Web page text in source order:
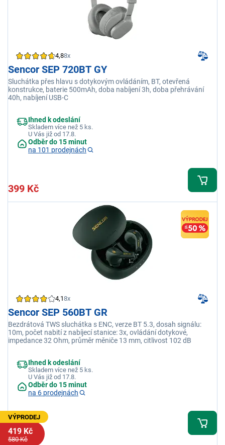
4,88x
Sencor SEP 720BT GY
Sluchátka přes hlavu s dotykovým ovládáním, BT, otevřená
konstrukce, baterie 500mAh, doba nabíjení 3h, doba přehrávání
40h, nabíjení USB-C
Ihned k odeslání
Skladem více než 5 ks.
U Vás již od 17.8.
Odběr do 15 minut
na 101 prodejnách
399 Kč
4,18x
Sencor SEP 560BT GR
Bezdrátová TWS sluchátka s ENC, verze BT 5.3, dosah signálu:
10m, počet nabití z nabíjecí stanice: 3x, ovládání dotykové,
impedance 32 Ohm, průměr měniče 13 mm, citlivost 102 dB
Ihned k odeslání
Skladem více než 5 ks.
U Vás již od 17.8.
Odběr do 15 minut
na 6 prodejnách
VÝPRODEJ
419 Kč
580 Kč